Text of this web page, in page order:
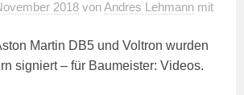
2018 vonAndres Lehmann mit
Martin DB5 und Voltron wurden
signiert – für Baumeister: Videos.